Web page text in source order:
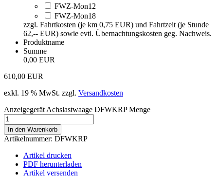
FWZ-Mon12
FWZ-Mon18
zzgl. Fahrtkosten (je km 0,75 EUR) und Fahrtzeit (je Stunde
62,-- EUR) sowie evtl. Übernachtungskosten geg. Nachweis.
Produktname
Summe
0,00 EUR
610,00 EUR
exkl. 19 % MwSt. zzgl. Versandkosten
Anzeigegerät Achslastwaage DFWKRP Menge
In den Warenkorb
Artikelnummer: DFWKRP
Artikel drucken
PDF herunterladen
Artikel versenden